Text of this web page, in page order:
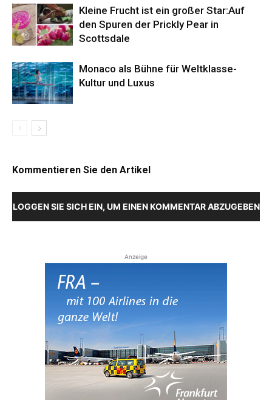
Kleine Frucht ist ein großer Star:Auf
den Spuren der Prickly Pear in
Scottsdale
Monaco als Bühne für Weltklasse-
Kultur und Luxus
Kommentieren Sie den Artikel
LOGGEN SIE SICH EIN, UM EINEN KOMMENTAR ABZUGEBEN
Anzeige